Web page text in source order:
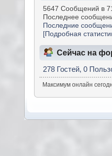
5647 Сообщений в
Последнее
Последние
[Подробная
Сейчас на
278 Гостей, 0
Максимум онлайн